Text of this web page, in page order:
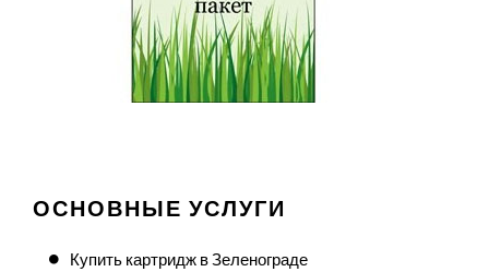
ОСНОВНЫЕ УСЛУГИ
Купить картридж в Зеленограде